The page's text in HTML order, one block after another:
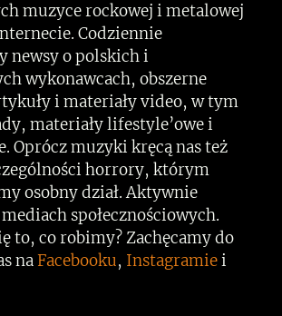
muzyce rockowej i metalowej
Codziennie
newsy o polskich i
wykonawcach, obszerne
i materiały video, w tym
materiały lifestyle’owe i
Oprócz muzyki kręcą nas też
horrory, którym
osobny dział. Aktywnie
społecznościowych.
to, co robimy? Zachęcamy do
naFacebooku, Instagramiei